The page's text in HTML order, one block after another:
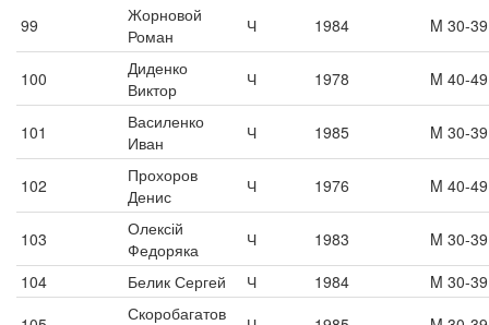
99
Жорновой
Роман
Ч 1984 M 30-39
100
Диденко
Виктор
Ч 1978 M 40-49
101
Василенко
Иван
Ч 1985 M 30-39
102
Прохоров
Денис
Ч 1976 M 40-49
103
Олексій
Федоряка
Ч 1983
M 30-39
104
Белик Сергей Ч 1984
M 30-39
Скоробагатов